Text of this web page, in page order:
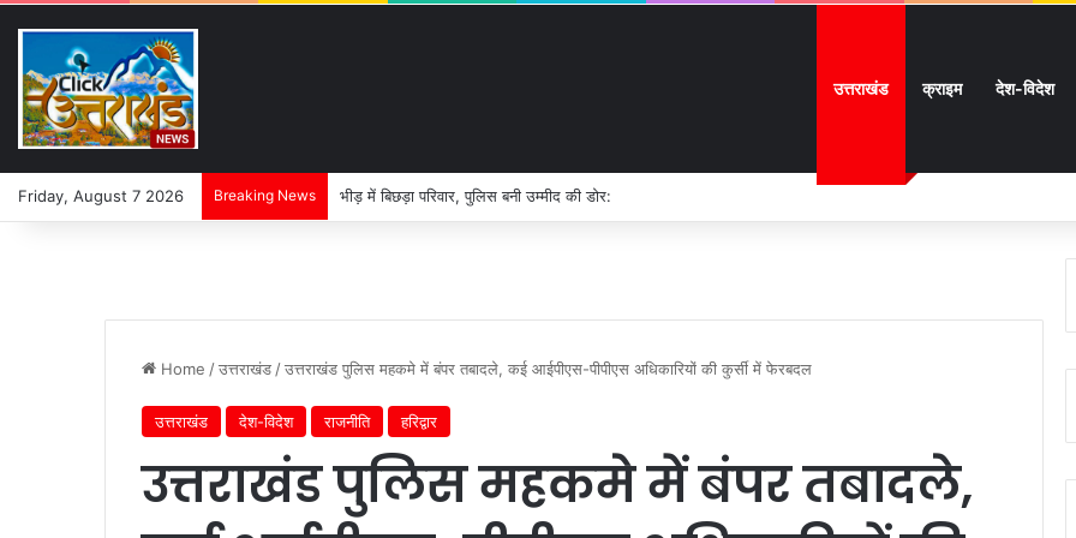
उत्तराखंड क्राइम देश-विदेश
Friday, August 7 2026 Breaking News भीड़ में बिछड़ा परिवार, पुलिस बनी उम्मीद की डोर:
Home /उत्तराखंड /उत्तराखंड पुलिस महकमे में बंपर तबादले, कई आईपीएस-पीपीएस अधिकारियों की कुर्सी में फेरबदल
उत्तराखंड देश-विदेश राजनीति हरिद्वार
उत्तराखंड पुलिस महकमे में बंपर तबादले,